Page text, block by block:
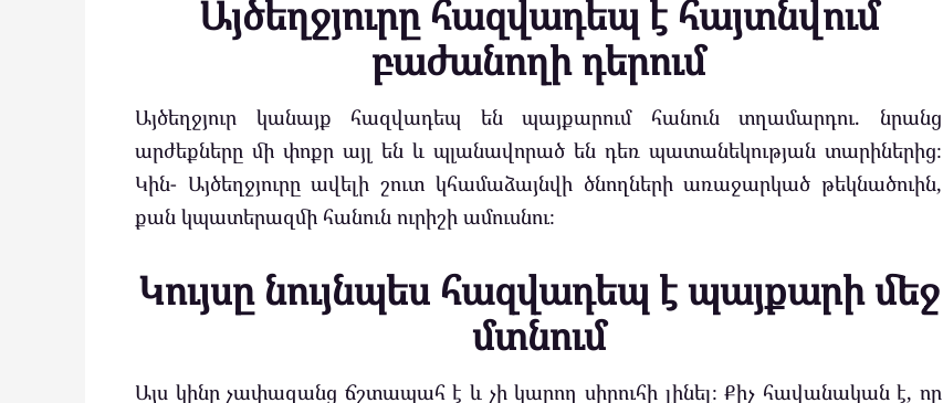
Այծեղջյուրը հազվադեպ է հայտնվում
բաժանողի դերում
Այծեղջյուր կանայք հազվադեպ են պայքարում հանուն տղամարդու. նրանց
արժեքները մի փոքր այլ են և պլանավորած են դեռ պատանեկության տարիներից։
Կին- Այծեղջյուրը ավելի շուտ կհամաձայնվի ծնողների առաջարկած թեկնածուին,
քան կպատերազմի հանուն ուրիշի ամուսնու։
Կույսը նույնպես հազվադեպ է պայքարի մեջ
մտնում
Այս կինը չափազանց ճշտապահ է և չի կարող սիրուհի լինել։ Քիչ հավանական է, որ